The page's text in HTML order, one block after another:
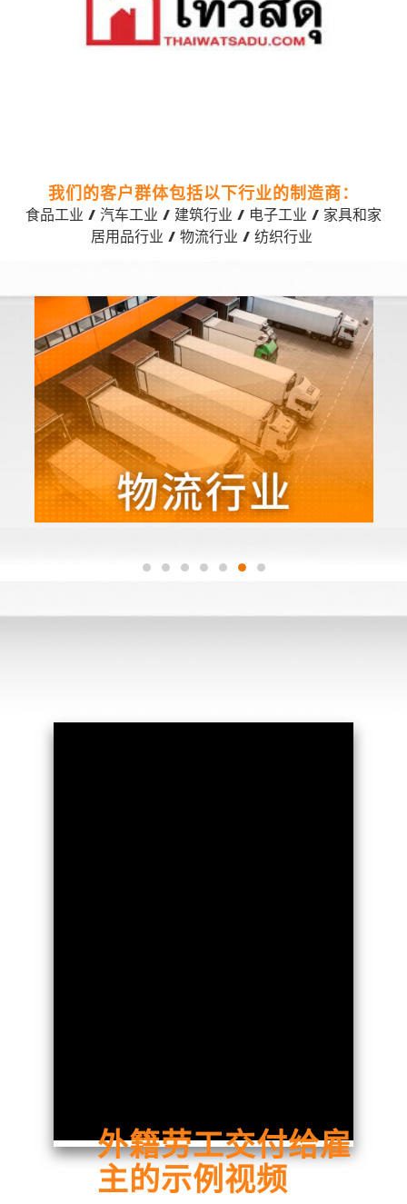
我们的客户群体包括以下行业的制造商：
食品工业 / 汽车工业 / 建筑行业 / 电子工业 / 家具和家
居用品行业 / 物流行业 / 纺织行业
外籍劳工交付给雇
主的示例视频